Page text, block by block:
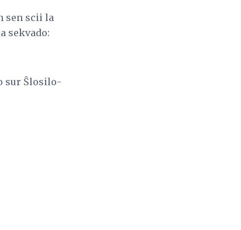
sen scii la
sekvado:
sur Ŝlosilo-